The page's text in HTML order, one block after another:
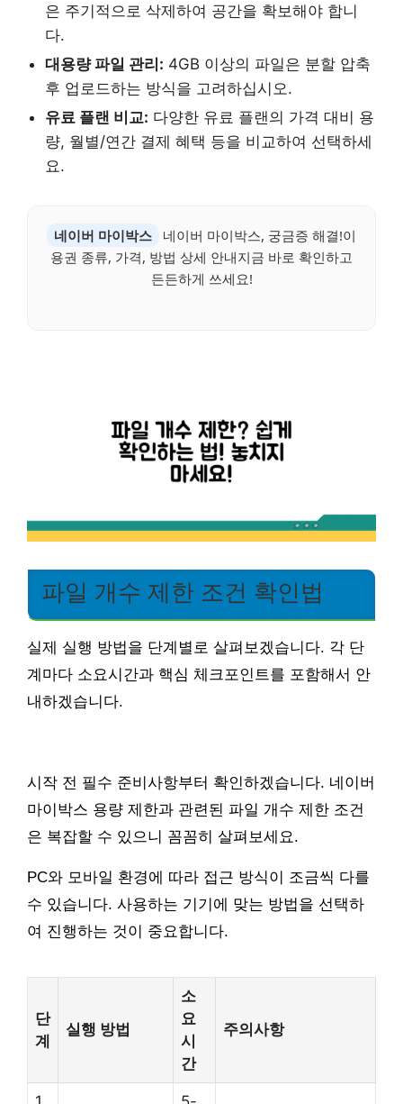
은 주기적으로 삭제하여 공간을 확보해야 합니
다.
대용량 파일 관리: 4GB 이상의 파일은 분할 압축
후 업로드하는 방식을 고려하십시오.
유료 플랜 비교: 다양한 유료 플랜의 가격 대비 용
량, 월별/연간 결제 혜택 등을 비교하여 선택하세
요.
네이버 마이박스
네이버 마이박스, 궁금증 해결!이
용권 종류, 가격, 방법 상세 안내지금 바로 확인하고
든든하게 쓰세요!
파일 개수 제한 조건 확인법
실제 실행 방법을 단계별로 살펴보겠습니다. 각 단
계마다 소요시간과 핵심 체크포인트를 포함해서 안
내하겠습니다.
시작 전 필수 준비사항부터 확인하겠습니다. 네이버
마이박스 용량 제한과 관련된 파일 개수 제한 조건
은 복잡할 수 있으니 꼼꼼히 살펴보세요.
PC와 모바일 환경에 따라 접근 방식이 조금씩 다를
수 있습니다. 사용하는 기기에 맞는 방법을 선택하
여 진행하는 것이 중요합니다.
단
계
실행 방법
소
요
시
간
주의사항